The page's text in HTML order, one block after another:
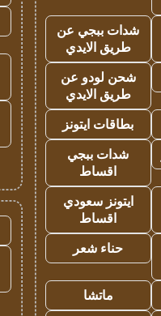
شدات ببجي عن
طريق الايدي
شحن لودو عن
طريق الايدي
بطاقات ايتونز
شدات ببجي
اقساط
ايتونز سعودي
اقساط
حناء شعر
ماتشا